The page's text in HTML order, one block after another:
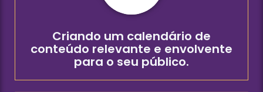
Criando um calendário de
conteúdo relevante e envolvente
para o seu público.